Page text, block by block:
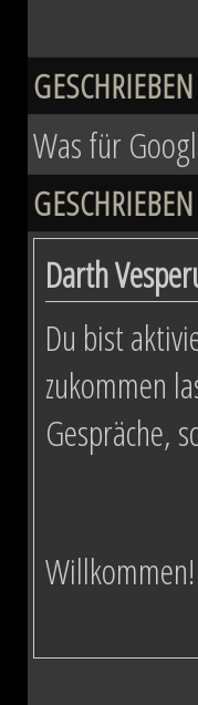
Was für
Darth
Du bist
zukommen
Gespräche,
Willkommen!